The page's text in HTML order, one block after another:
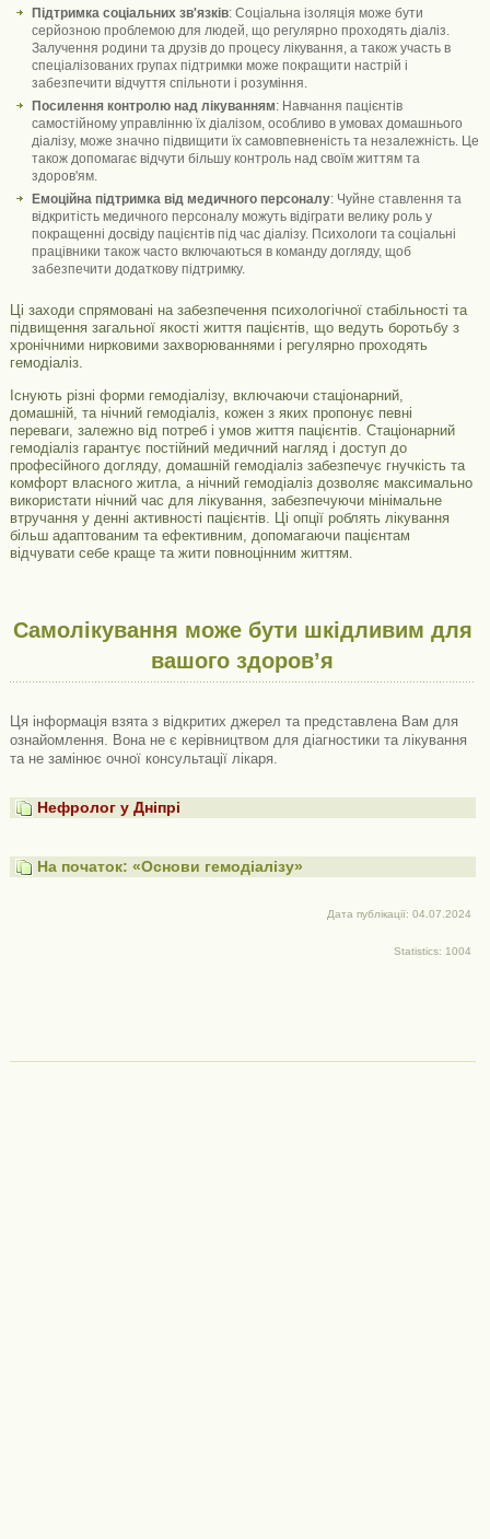
Підтримка соціальних зв'язків: Соціальна ізоляція може бути
серйозною проблемою для людей, що регулярно проходять діаліз.
Залучення родини та друзів до процесу лікування, а також участь в
спеціалізованих групах підтримки може покращити настрій і
забезпечити відчуття спільноти і розуміння.
Посилення контролю над лікуванням: Навчання пацієнтів
самостійному управлінню їх діалізом, особливо в умовах домашнього
діалізу, може значно підвищити їх самовпевненість та незалежність. Це
також допомагає відчути більшу контроль над своїм життям та
здоров'ям.
Емоційна підтримка від медичного персоналу: Чуйне ставлення та
відкритість медичного персоналу можуть відіграти велику роль у
покращенні досвіду пацієнтів під час діалізу. Психологи та соціальні
працівники також часто включаються в команду догляду, щоб
забезпечити додаткову підтримку.
Ці заходи спрямовані на забезпечення психологічної стабільності та
підвищення загальної якості життя пацієнтів, що ведуть боротьбу з
хронічними нирковими захворюваннями і регулярно проходять
гемодіаліз.
Існують різні форми гемодіалізу, включаючи стаціонарний,
домашній, та нічний гемодіаліз, кожен з яких пропонує певні
переваги, залежно від потреб і умов життя пацієнтів. Стаціонарний
гемодіаліз гарантує постійний медичний нагляд і доступ до
професійного догляду, домашній гемодіаліз забезпечує гнучкість та
комфорт власного житла, а нічний гемодіаліз дозволяє максимально
використати нічний час для лікування, забезпечуючи мінімальне
втручання у денні активності пацієнтів. Ці опції роблять лікування
більш адаптованим та ефективним, допомагаючи пацієнтам
відчувати себе краще та жити повноцінним життям.
Самолікування може бути шкідливим для
вашого здоров’я
Ця інформація взята з відкритих джерел та представлена ​​Вам для
ознайомлення. Вона не є керівництвом для діагностики та лікування
та не замінює очної консультації лікаря.
Нефролог у Дніпрі
На початок: «Основи гемодіалізу»
Дата публікації: 04.07.2024
Statistics: 1004